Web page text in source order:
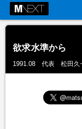
欲求水準から
1991.08 代表 松田久